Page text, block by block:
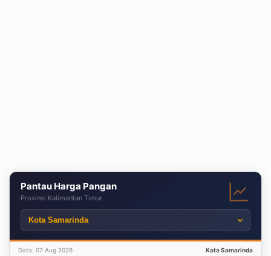
Pantau Harga Pangan
Provinsi Kalimantan Timur
Data: 07 Aug 2026 Kota Samarinda